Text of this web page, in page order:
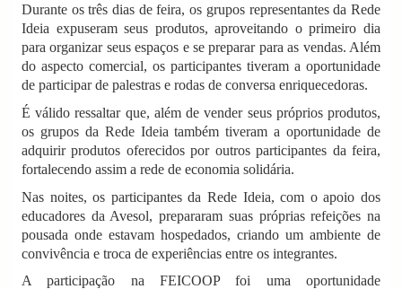
Durante os três dias de feira, os grupos representantes da Rede
Ideia expuseram seus produtos, aproveitando o primeiro dia
para organizar seus espaços e se preparar para as vendas. Além
do aspecto comercial, os participantes tiveram a oportunidade
de participar de palestras e rodas de conversa enriquecedoras.
É válido ressaltar que, além de vender seus próprios produtos,
os grupos da Rede Ideia também tiveram a oportunidade de
adquirir produtos oferecidos por outros participantes da feira,
fortalecendo assim a rede de economia solidária.
Nas noites, os participantes da Rede Ideia, com o apoio dos
educadores da Avesol, prepararam suas próprias refeições na
pousada onde estavam hospedados, criando um ambiente de
convivência e troca de experiências entre os integrantes.
A participação na FEICOOP foi uma oportunidade